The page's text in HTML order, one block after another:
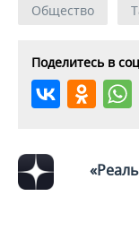
Общество
Поделитесь в